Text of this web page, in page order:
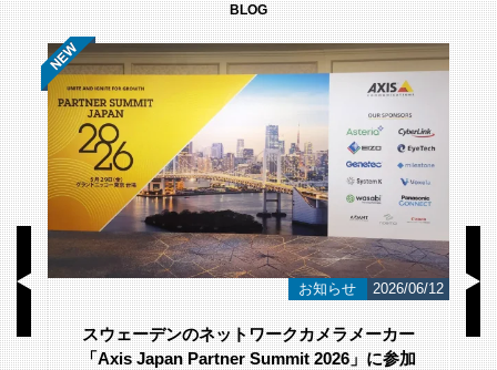
BLOG
23 お知らせ 2026/06/12
スウェーデンのネットワークカメラメーカー
「Axis Japan Partner Summit 2026」に参加